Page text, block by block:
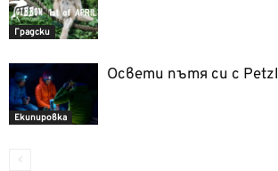
Градски
Екипировка
Освети пътя си с Petzl